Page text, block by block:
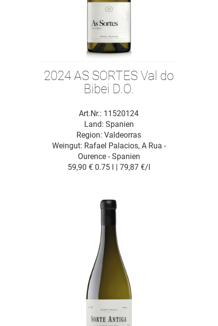
2024 AS SORTES Val do
Bibei D.O.
Art.Nr.: 11520124
Land: Spanien
Weingut: Rafael Palacios, A Rua -
Ourence - Spanien
Region: Valdeorras
59,90 € 0.75 l | 79,87 €/l